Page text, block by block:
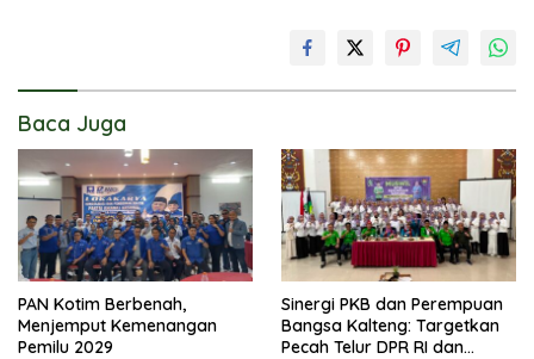
Baca Juga
PAN Kotim Berbenah,
Menjemput Kemenangan
Pemilu 2029
Sinergi PKB dan Perempuan
Bangsa Kalteng: Targetkan
Pecah Telur DPR RI dan